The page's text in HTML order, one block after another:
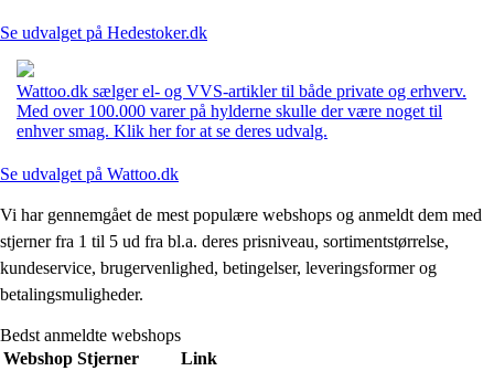
Se udvalget på Hedestoker.dk
Wattoo.dk sælger el- og VVS-artikler til både private og erhverv.
Med over 100.000 varer på hylderne skulle der være noget til
enhver smag. Klik her for at se deres udvalg.
Se udvalget på Wattoo.dk
Vi har gennemgået de mest populære webshops og anmeldt dem med
stjerner fra 1 til 5 ud fra bl.a. deres prisniveau, sortimentstørrelse,
kundeservice, brugervenlighed, betingelser, leveringsformer og
betalingsmuligheder.
Bedst anmeldte webshops
Webshop Stjerner Link